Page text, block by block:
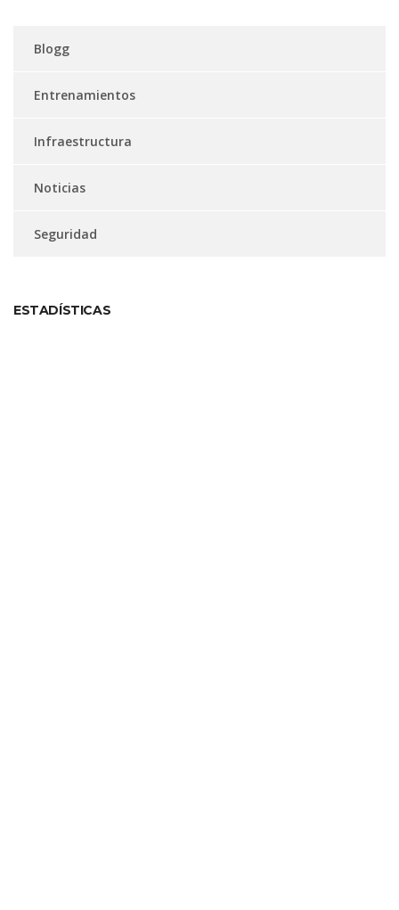
Blogg
Entrenamientos
Infraestructura
Noticias
Seguridad
ESTADÍSTICAS